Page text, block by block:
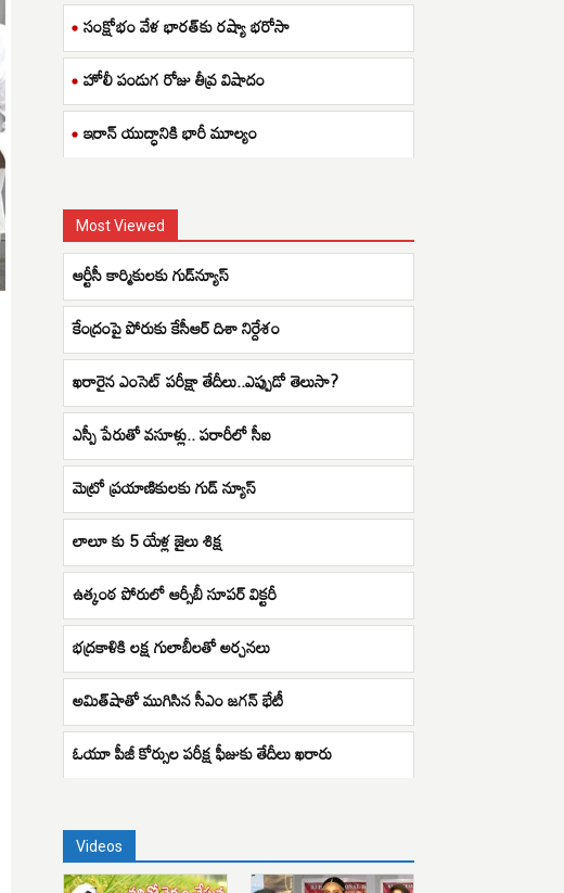
సంక్షోభం వేళ భారత్‌కు రష్యా భరోసా
హోలీ పండుగ రోజు తీవ్ర విషాదం
ఇరాన్ యుద్ధానికి భారీ మూల్యం
Most Viewed
ఆర్టీసీ కార్మికులకు గుడ్‌న్యూస్
కేంద్రంపై పోరుకు కేసీఆర్ దిశా నిర్దేశం
ఖరారైన ఎంసెట్ పరీక్షా తేదీలు..ఎప్పుడో తెలుసా?
ఎస్పీ పేరుతో వసూళ్లు.. పరారీలో సీఐ
మెట్రో ప్రయాణికులకు గుడ్ న్యూస్
లాలూ కు 5 యేళ్ల జైలు శిక్ష
ఉత్కంఠ పోరులో ఆర్సీబీ సూపర్ విక్టరీ
భద్రకాళికి లక్ష గులాబీలతో అర్చనలు
అమిత్​షాతో ముగిసిన సీఎం జగన్​ భేటీ
ఓయూ పీజీ కోర్సుల పరీక్ష ఫీజుకు తేదీలు ఖరారు
Videos